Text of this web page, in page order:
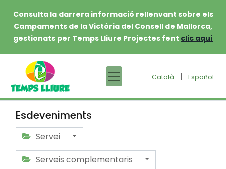
Consulta la darrera informació rellenvant sobre els
Campaments de la Victòria del Consell de Mallorca,
gestionats per Temps Lliure Projectes fent clic aquí
Català | Español
Esdeveniments
Servei
Serveis complementaris